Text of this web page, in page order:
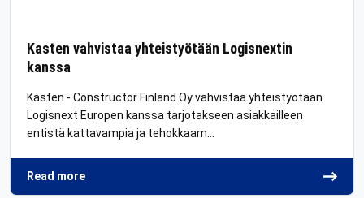
Kasten vahvistaa yhteistyötään Logisnextin
kanssa
Kasten - Constructor Finland Oy vahvistaa yhteistyötään
Logisnext Europen kanssa tarjotakseen asiakkailleen
entistä kattavampia ja tehokkaam…
Read more